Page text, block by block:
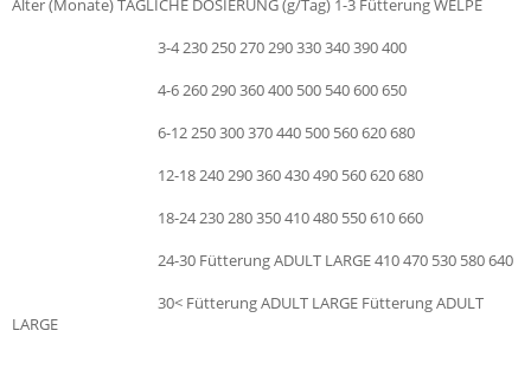
Alter (Monate) TÄGLICHE DOSIERUNG (g/Tag) 1-3 Fütterung WELPE
3-4 230 250 270 290 330 340 390 400
4-6 260 290 360 400 500 540 600 650
6-12 250 300 370 440 500 560 620 680
12-18 240 290 360 430 490 560 620 680
18-24 230 280 350 410 480 550 610 660
24-30 Fütterung ADULT LARGE 410 470 530 580 640
30< Fütterung ADULT LARGE Fütterung ADULT
LARGE